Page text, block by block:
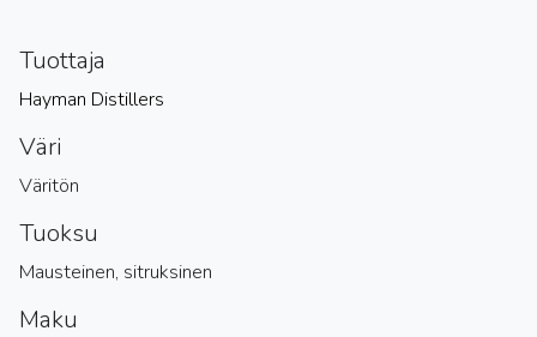
Tuottaja
Hayman Distillers
Väri
Väritön
Tuoksu
Mausteinen, sitruksinen
Maku